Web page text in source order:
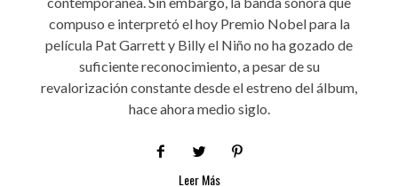
compuso e interpretó el hoy Premio Nobel para la
película Pat Garrett y Billy el Niño no ha gozado de
suficiente reconocimiento, a pesar de su
revalorización constante desde el estreno del álbum,
hace ahora medio siglo.
Leer Más